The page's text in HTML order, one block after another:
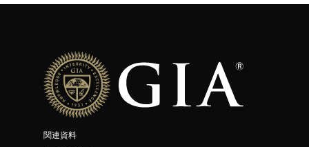
関連資料